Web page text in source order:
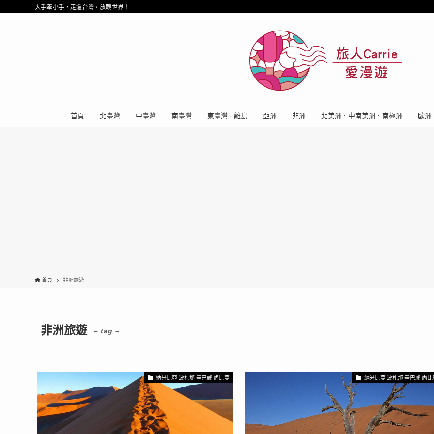
大手牽小手，走遍台灣，放眼世界！
首頁 北臺灣 中臺灣 南臺灣 東臺灣 · 離島 亞洲 非洲 北美洲．中南美洲．南極洲 歐洲
首頁 非洲旅遊
非洲旅遊 – tag –
納米比亞 波札那 辛巴威 尚比亞 納米比亞 波札那 辛巴威 尚比